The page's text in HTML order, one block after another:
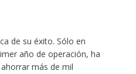
de su éxito. Sólo en
año de operación, ha
más de mil